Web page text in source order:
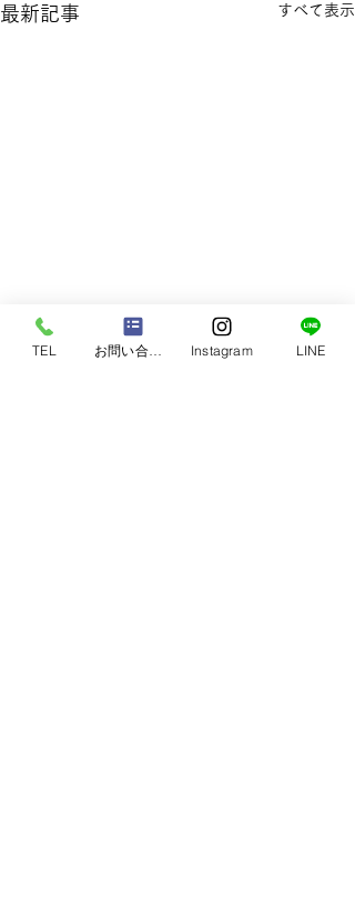
最新記事 すべて表示
TEL お問い合わせ Instagram LINE